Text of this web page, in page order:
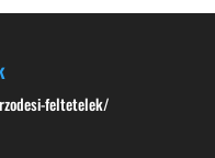
feltetelek/